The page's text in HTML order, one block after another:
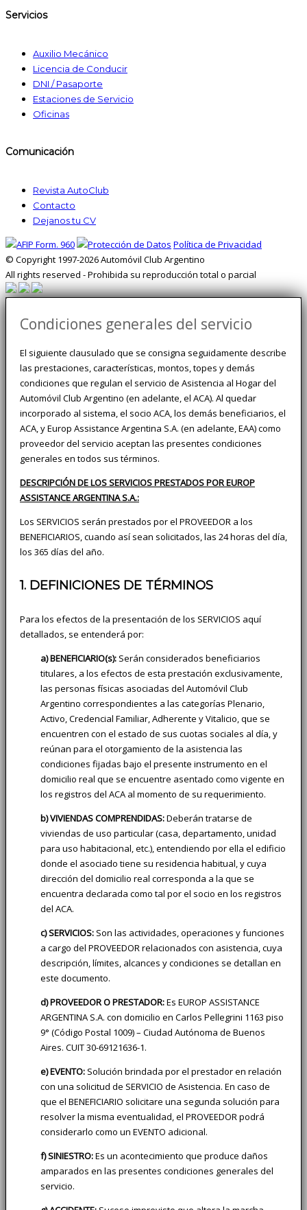
Servicios
Auxilio Mecánico
Licencia de Conducir
DNI / Pasaporte
Estaciones de Servicio
Oficinas
Comunicación
Revista AutoClub
Contacto
Dejanos tu CV
Política de Privacidad
© Copyright 1997-2026 Automóvil Club Argentino
All rights reserved - Prohibida su reproducción total o parcial
Condiciones generales del servicio
El siguiente clausulado que se consigna seguidamente describe
las prestaciones, características, montos, topes y demás
condiciones que regulan el servicio de Asistencia al Hogar del
Automóvil Club Argentino (en adelante, el ACA). Al quedar
incorporado al sistema, el socio ACA, los demás beneficiarios, el
ACA, y Europ Assistance Argentina S.A. (en adelante, EAA) como
proveedor del servicio aceptan las presentes condiciones
generales en todos sus términos.
DESCRIPCIÓN DE LOS SERVICIOS PRESTADOS POR EUROP
ASSISTANCE ARGENTINA S.A.:
Los SERVICIOS serán prestados por el PROVEEDOR a los
BENEFICIARIOS, cuando así sean solicitados, las 24 horas del día,
los 365 días del año.
1. DEFINICIONES DE TÉRMINOS
Para los efectos de la presentación de los SERVICIOS aquí
detallados, se entenderá por:
a) BENEFICIARIO(s): Serán considerados beneficiarios
titulares, a los efectos de esta prestación exclusivamente,
las personas físicas asociadas del Automóvil Club
Argentino correspondientes a las categorías Plenario,
Activo, Credencial Familiar, Adherente y Vitalicio, que se
encuentren con el estado de sus cuotas sociales al día, y
reúnan para el otorgamiento de la asistencia las
condiciones fijadas bajo el presente instrumento en el
domicilio real que se encuentre asentado como vigente en
los registros del ACA al momento de su requerimiento.
b) VIVIENDAS COMPRENDIDAS:Deberán tratarse de
viviendas de uso particular (casa, departamento, unidad
para uso habitacional, etc.), entendiendo por ella el edificio
donde el asociado tiene su residencia habitual, y cuya
dirección del domicilio real corresponda a la que se
encuentra declarada como tal por el socio en los registros
del ACA.
c) SERVICIOS: Son las actividades, operaciones y funciones
a cargo del PROVEEDOR relacionados con asistencia, cuya
descripción, límites, alcances y condiciones se detallan en
este documento.
d) PROVEEDOR O PRESTADOR:Es EUROP ASSISTANCE
ARGENTINA S.A. con domicilio en Carlos Pellegrini 1163 piso
9° (Código Postal 1009) – Ciudad Autónoma de Buenos
Aires. CUIT 30-69121636-1.
e) EVENTO: Solución brindada por el prestador en relación
con una solicitud de SERVICIO de Asistencia. En caso de
que el BENEFICIARIO solicitare una segunda solución para
resolver la misma eventualidad, el PROVEEDOR podrá
considerarlo como un EVENTO adicional.
f) SINIESTRO:Es un acontecimiento que produce daños
amparados en las presentes condiciones generales del
servicio.